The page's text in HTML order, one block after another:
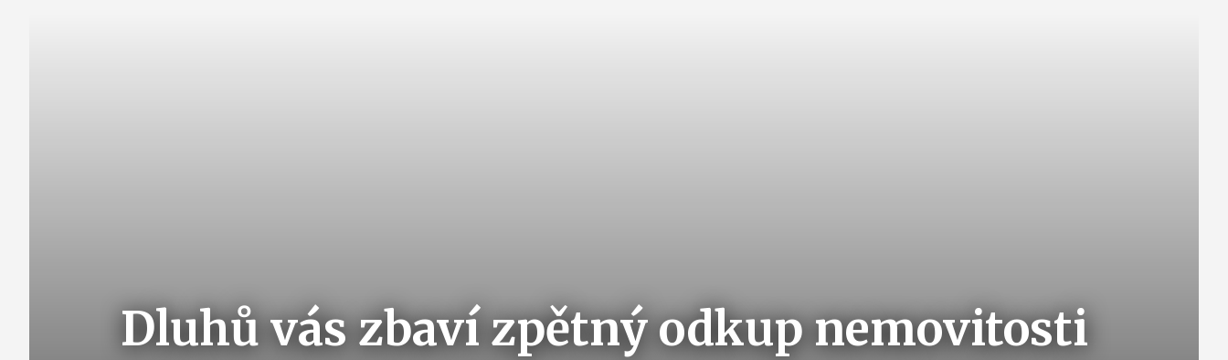
Dluhů vás zbaví zpětný odkup nemovitosti